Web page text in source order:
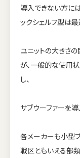
導入できない方に
ックシェルフ型は最
ユニットの大きさ
が、一般的な使用
し、
サブウーファーを
各メーカーも小型
戦区ともいえる部類